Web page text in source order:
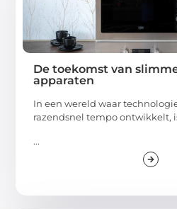
De toekomst van
apparaten
In een wereld waar
razendsnel tempo ontwikkelt,
...